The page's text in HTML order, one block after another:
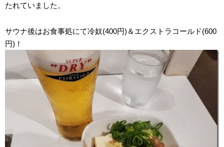
たれていました。
サウナ後はお食事処にて冷奴(400円)＆エクストラコールド(600
円)！